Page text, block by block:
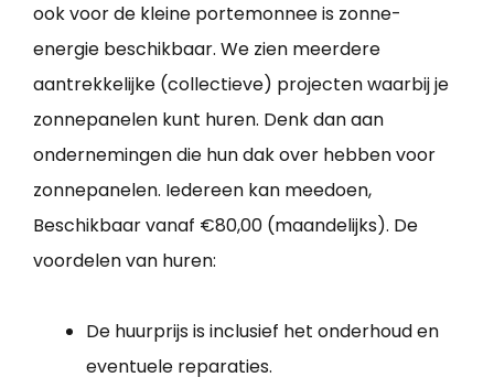
ook voor de kleine portemonnee is zonne-
energie beschikbaar. We zien meerdere
aantrekkelijke (collectieve) projecten waarbij je
zonnepanelen kunt huren. Denk dan aan
ondernemingen die hun dak over hebben voor
zonnepanelen. Iedereen kan meedoen,
Beschikbaar vanaf €80,00 (maandelijks). De
voordelen van huren:
De huurprijs is inclusief het onderhoud en
eventuele reparaties.